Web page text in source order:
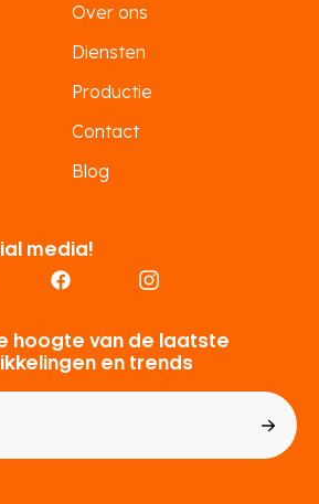
media!
Over ons
Diensten
Productie
Contact
Blog
hoogte van de laatste
en trends